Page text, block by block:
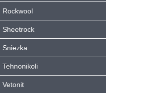
Rockwool
Sheetrock
Sniezka
Tehnonikoli
Vetonit